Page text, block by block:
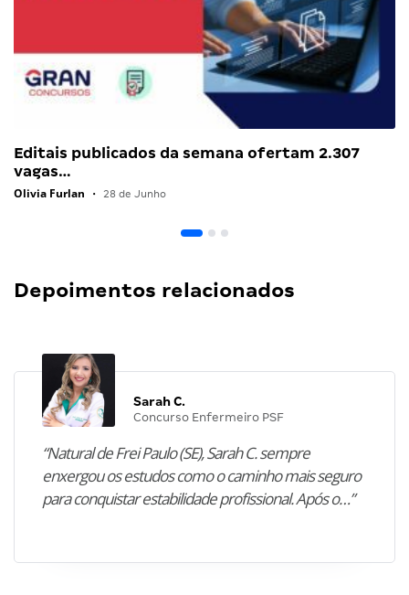
Editais publicados da semana ofertam 2.307
vagas…
Olivia Furlan • 28 de Junho
Depoimentos relacionados
Sarah C.
Concurso Enfermeiro PSF
“Natural de Frei Paulo (SE), Sarah C. sempre
enxergou os estudos como o caminho mais seguro
para conquistar estabilidade profissional. Após o…”